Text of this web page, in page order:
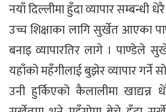
नयाँ दिल्लीमा हुँदा व्यापार सम्बन्धी
उच्च शिक्षाका लागि सुर्खेत आएका
बनाइ व्यापारतिर लागे । पाण्डेले
यहाँको महँगीलाई बुझेर व्यापार गर्ने
उनी हुर्किएको कैलालीमा